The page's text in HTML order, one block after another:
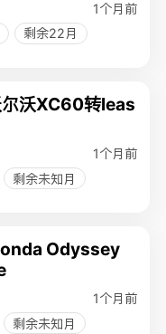
1个月前
剩余22月
沃XC60转leas
1个月前
剩余未知月
Odyssey
1个月前
剩余未知月